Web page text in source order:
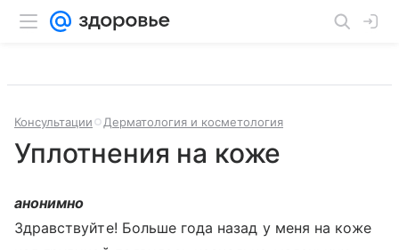
Консультации Дерматология и косметология
Уплотнения на коже
анонимно
Здравствуйте! Больше года назад у меня на коже